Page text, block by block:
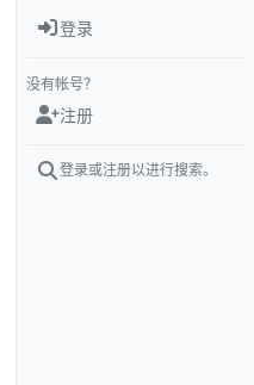
登录
没有帐号？
注册
登录或注册以进行搜索。